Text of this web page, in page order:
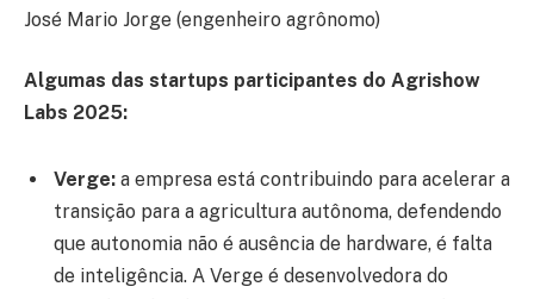
José Mario Jorge (engenheiro agrônomo)
Algumas das startups participantes do Agrishow
Labs 2025:
Verge: a empresa está contribuindo para acelerar a
transição para a agricultura autônoma, defendendo
que autonomia não é ausência de hardware, é falta
de inteligência. A Verge é desenvolvedora do